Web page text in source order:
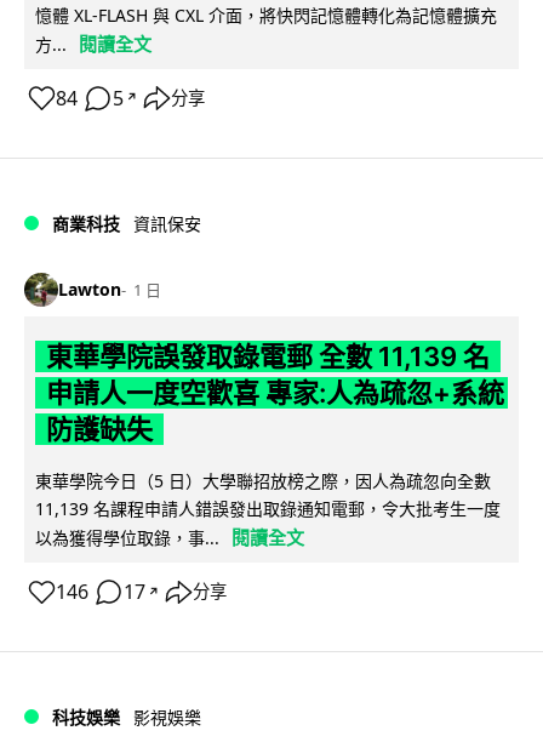
憶體 XL-FLASH 與 CXL 介面，將快閃記憶體轉化為記憶體擴充
方...
閱讀全文
84 5 ↗ 分享
商業科技 資訊保安
Lawton 1 日
東華學院誤發取錄電郵 全數 11,139 名
申請人一度空歡喜 專家:人為疏忽+系統
防護缺失
東華學院今日（5 日）大學聯招放榜之際，因人為疏忽向全數
11,139 名課程申請人錯誤發出取錄通知電郵，令大批考生一度
以為獲得學位取錄，事...
閱讀全文
146 17 ↗ 分享
科技娛樂 影視娛樂